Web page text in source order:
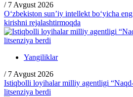
/ 7 Avgust 2026
O‘zbekiston sun’iy intellekt bo‘yicha
kirishni rejalashtirmoqda
Yangiliklar
/ 7 Avgust 2026
Istiqbolli loyihalar milliy agentligi
litsenziya berdi